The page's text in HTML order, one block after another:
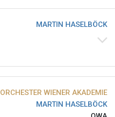
MARTIN HASELBÖCK
ORCHESTER WIENER AKADEMIE
MARTIN HASELBÖCK